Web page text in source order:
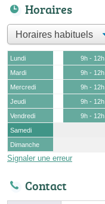
Horaires
Lundi 9h - 12h
Mardi
9h - 12h
Mercredi
9h - 12h
Jeudi
9h - 12h
Vendredi
9h - 12h
Samedi
Dimanche
Signaler une erreur
Contact